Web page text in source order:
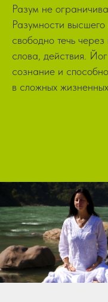
Разум не
Разумности
свободно течь
слова, действия.
сознание и
в сложных